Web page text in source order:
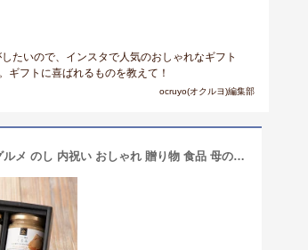
たいので、インスタで人気のおしゃれなギフト
ギフトに喜ばれるものを教えて！
ocruyo(オクルヨ)編集部
至福のパンのお供ギフト（6本入り）【化粧箱包装付】グルメ のし 内祝い おしゃれ 贈り物 食品 母の日 春ギフト お礼 お祝い プレゼント 贈答 お返し 見舞い ご挨拶 内祝 出産 結婚 快気 誕生日 香典返し 久世福 サンクゼール